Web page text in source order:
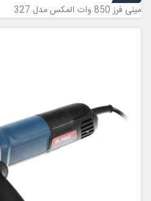
مینی فرز 850 وات المکس مدل 327